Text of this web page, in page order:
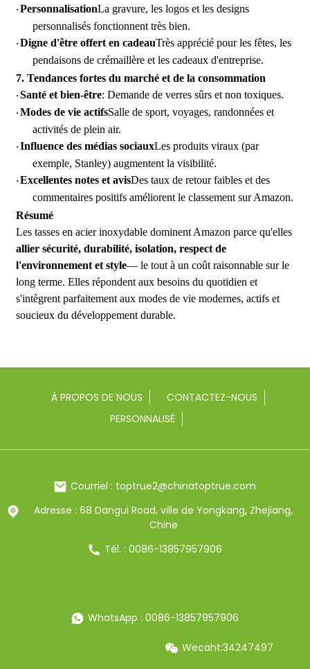
· PersonnalisationLa gravure, les logos et les designs
personnalisés fonctionnent très bien.
· Digne d'être offert en cadeauTrès apprécié pour les fêtes, les
pendaisons de crémaillère et les cadeaux d'entreprise.
7. Tendances fortes du marché et de la consommation
· Santé et bien-être: Demande de verres sûrs et non toxiques.
· Modes de vie actifsSalle de sport, voyages, randonnées et
activités de plein air.
· Influence des médias sociauxLes produits viraux (par
exemple, Stanley) augmentent la visibilité.
· Excellentes notes et avisDes taux de retour faibles et des
commentaires positifs améliorent le classement sur Amazon.
Résumé
Les tasses en acier inoxydable dominent Amazon parce qu'elles
allier sécurité, durabilité, isolation, respect de
l'environnement et style— le tout à un coût raisonnable sur le
long terme. Elles répondent aux besoins du quotidien et
s'intègrent parfaitement aux modes de vie modernes, actifs et
soucieux du développement durable.
À PROPOS DE NOUS
CONTACTEZ-NOUS
PERSONNALISÉ
Courriel : toptrue2@chinatoptrue.com
Adresse : 68 Dangui Road, ville de Yongkang, Zhejiang,
Chine
Tél. : 0086-13857957906
WhatsApp : 0086-13857957906
Wecaht:34247497